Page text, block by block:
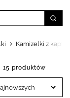
Kamizelki z
15 produktów